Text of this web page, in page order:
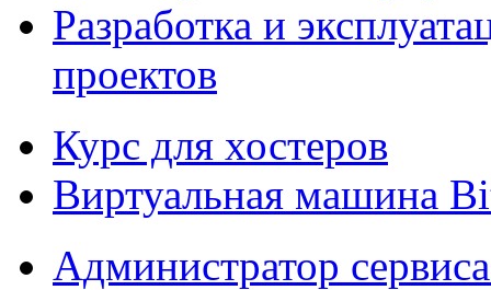
Разработка и
проектов
Курс для хостеров
Виртуальная машина
Администратор